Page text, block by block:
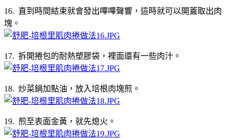
16. 直到時間結束就會發出嗶嗶聲響，這時就可以開蓋取出肉
塊。
17. 拆開捲包的耐熱塑膠袋，裡面還有一些肉汁。
18. 炒菜鍋加點油，放入培根肉塊煎。
19. 煎至表面金黃，就先熄火。